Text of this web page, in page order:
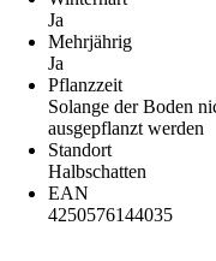
Ja
Mehrjährig
Ja
Pflanzzeit
Solange der Boden
ausgepflanzt werden
Standort
Halbschatten
EAN
4250576144035